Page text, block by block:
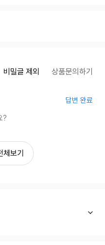
비밀글 제외 상품문의하기
답변 완료
?
보기